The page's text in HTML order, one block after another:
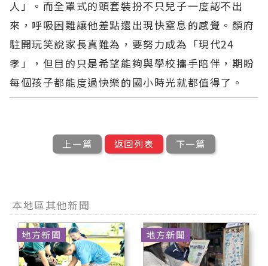
人」。而全罩式的頭套裝扮不只兒子一度認不出
來，呼吸困難讓他差點還出現快窒息的感覺。顏府
駐開玩笑說家長真難為，要努力成為「現代24
孝」，但目的只是希望能夠與學校攜手陪伴，期盼
每個孩子都能度過快樂的國小時光就都值得了。
上一篇 返回列表 下一篇
本地區其他新聞
地方新聞 地方新聞